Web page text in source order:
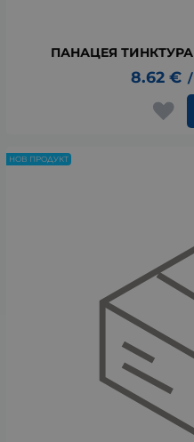
ПАНАЦЕЯ
8.62 € /
НОВ ПРОДУКТ